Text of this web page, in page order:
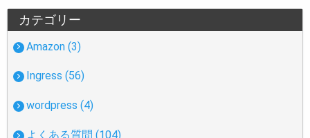
カテゴリー
Amazon (3)
Ingress (56)
wordpress (4)
よくある質問 (104)